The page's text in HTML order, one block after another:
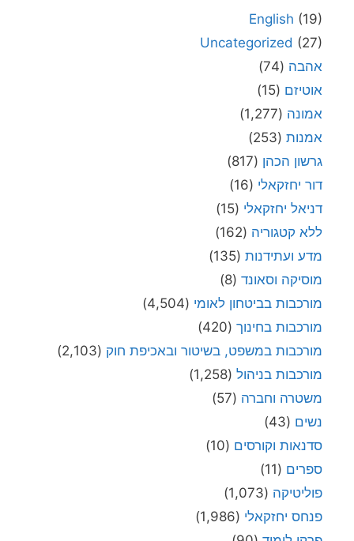
English (19)
Uncategorized (27)
אהבה (74)
אוטיזם (15)
אמונה (1,277)
אמנות (253)
גרשון הכהן (817)
דור יחזקאלי (16)
דניאל יחזקאלי (15)
ללא קטגוריה (162)
מדע ועתידנות (135)
מוסיקה וסאונד (8)
מורכבות בביטחון לאומי (4,504)
מורכבות בחינוך (420)
מורכבות במשפט, בשיטור ובאכיפת חוק (2,103)
מורכבות בניהול (1,258)
משטרה וחברה (57)
נשים (43)
סדנאות וקורסים (10)
ספרים (11)
פוליטיקה (1,073)
פנחס יחזקאלי (1,986)